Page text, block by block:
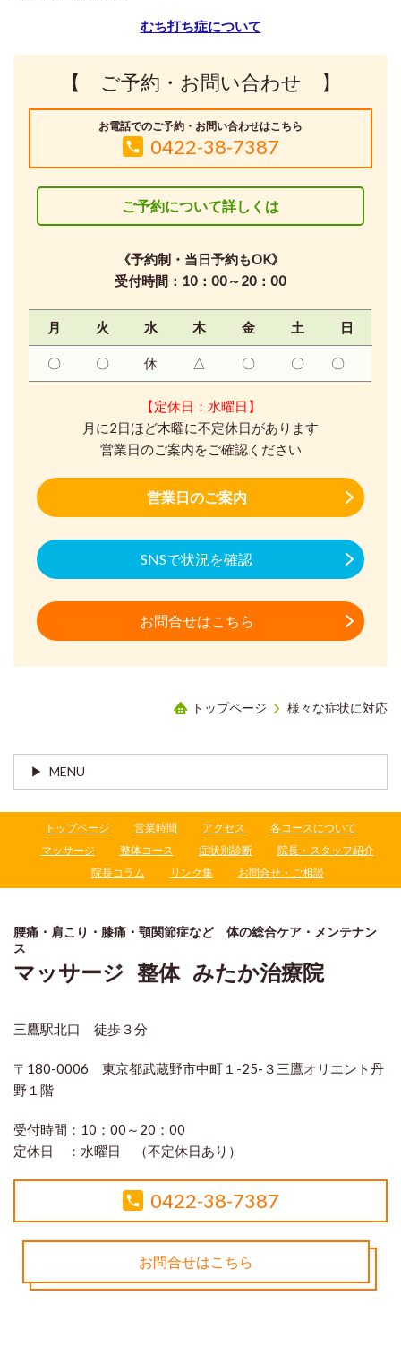
むち打ち症について
【 ご予約・お問い合わせ 】
お電話でのご予約・お問い合わせはこちら
0422-38-7387
ご予約について詳しくは
《予約制・当日予約もOK》
受付時間：10：00～20：00
月 火 水 木 金 土 日
〇 〇 休 △ 〇 〇 〇
【定休日：水曜日】
月に2日ほど木曜に不定休日があります
営業日のご案内をご確認ください
営業日のご案内
SNSで状況を確認
お問合せはこちら
トップページ 様々な症状に対応
MENU
トップページ 営業時間 アクセス
各コースについて
マッサージ
整体コース 症状別診断
院長・スタッフ紹介
院長コラム
リンク集 お問合せ・ご相談
腰痛・肩こり・膝痛・顎関節症など 体の総合ケア・メンテナン
ス
マッサージ 整体 みたか治療院
三鷹駅北口 徒歩３分
〒180-0006 東京都武蔵野市中町１-25-３三鷹オリエント丹
野１階
受付時間： 10：00～20：00
定休日 ： 水曜日 （不定休日あり）
0422-38-7387
お問合せはこちら